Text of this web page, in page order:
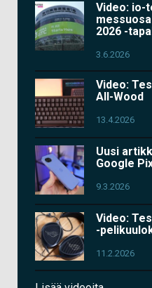
Video: io-
2026 -
3.6.2026
Video:
All-Wood
13.4.2026
Uusi
Google
9.3.2026
Video:
-
11.2.2026